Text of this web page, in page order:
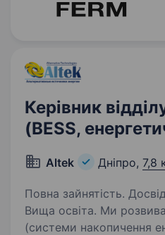
Керівник
(BESS,
Altek Дніпро, 7,8
Повна зайнятість.
Вища освіта. Ми розвиваємо напрямок BESS
(системи накопичення